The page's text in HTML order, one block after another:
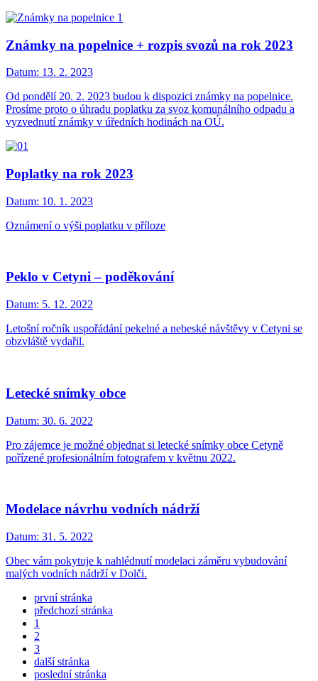
Známky na popelnice + rozpis svozů na rok 2023
Datum: 13. 2. 2023
Od pondělí 20. 2. 2023 budou k dispozici známky na popelnice.
Prosíme proto o úhradu poplatku za svoz komunálního odpadu a
vyzvednutí známky v úředních hodinách na OÚ.
Poplatky na rok 2023
Datum: 10. 1. 2023
Oznámení o výši poplatku v příloze
Peklo v Cetyni – poděkování
Datum: 5. 12. 2022
Letošní ročník uspořádání pekelné a nebeské návštěvy v Cetyni se
obzvláště vydařil.
Letecké snímky obce
Datum: 30. 6. 2022
Pro zájemce je možné objednat si letecké snímky obce Cetyně
pořízené profesionálním fotografem v květnu 2022.
Modelace návrhu vodních nádrží
Datum: 31. 5. 2022
Obec vám pokytuje k nahlédnutí modelaci záměru vybudování
malých vodních nádrží v Dolči.
první stránka
předchozí stránka
1
2
3
další stránka
poslední stránka